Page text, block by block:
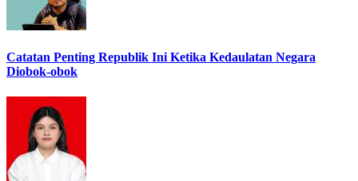
Catatan Penting Republik Ini Ketika Kedaulatan Negara
Diobok-obok